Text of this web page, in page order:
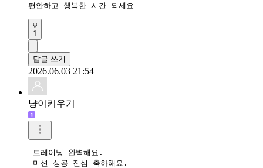
편안하고 행복한 시간 되세요
1
답글 쓰기
2026.06.03 21:54
냥이키우기
트레이닝 완벽해요.
미션 성공 진심 축하해요.